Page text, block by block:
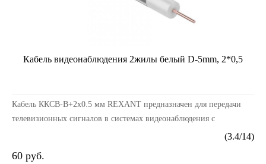
Кабель видеонаблюдения 2жилы белый D-5mm, 2*0,5
Кабель ККСВ-В+2х0.5 мм REXANT предназначен для передачи
телевизионных сигналов в системах видеонаблюдения с
одновременным подключением питания и/или передачи си...
(3.4/14)
60 руб.